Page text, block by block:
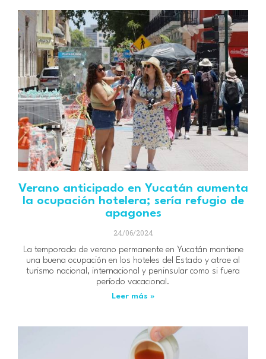
Verano anticipado en Yucatán aumenta
la ocupación hotelera; sería refugio de
apagones
24/06/2024
La temporada de verano permanente en Yucatán mantiene
una buena ocupación en los hoteles del Estado y atrae al
turismo nacional, internacional y peninsular como si fuera
período vacacional.
Leer más »